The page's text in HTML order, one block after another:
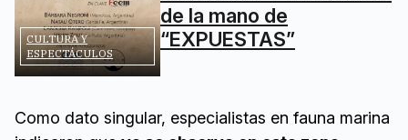
CULTURA Y
ESPECTÁCULOS
de la mano de
“EXPUESTAS”
Como dato singular, especialistas en fauna marina